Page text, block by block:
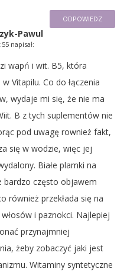
ODPOWIEDZ
Pawul
napisał:
wapń i wit. B5, która
Vitapilu. Co do łączenia
wydaje mi się, że nie ma
B z tych suplementów nie
pod uwagę rownież fakt,
się w wodzie, więc jej
Białe plamki na
bardzo często objawem
również przekłada się na
i paznokci. Najlepiej
przynajmniej
żeby zobaczyć jaki jest
Witaminy syntetyczne